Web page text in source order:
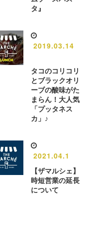
タ』
2019.03.14
タコのコリコリ
とブラックオリ
ーブの酸味がた
まらん！大人気
「プッタネス
カ」♪
2021.04.1
【ザマルシェ】
時短営業の延長
について